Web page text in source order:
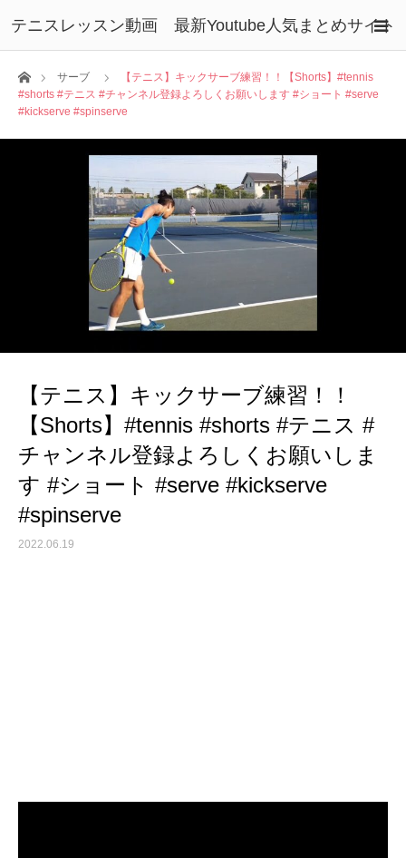
テニスレッスン動画 最新Youtube人気まとめサイト
ホームサーブ
【テニス】キックサーブ練習！！【Shorts】#tennis
#shorts #テニス #チャンネル登録よろしくお願いします #ショート #serve
#kickserve #spinserve
【テニス】キックサーブ練習！！
【Shorts】#tennis #shorts #テニス #
チャンネル登録よろしくお願いしま
す #ショート #serve #kickserve
#spinserve
2022.06.19